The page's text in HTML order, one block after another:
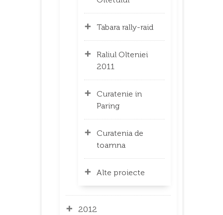
Tabara rally-raid
Raliul Olteniei
2011
Curatenie in
Paring
Curatenia de
toamna
Alte proiecte
2012